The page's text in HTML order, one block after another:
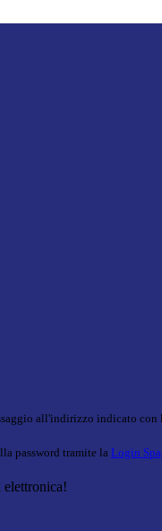
all'indirizzo indicato con
password tramite la Login
elettronica!